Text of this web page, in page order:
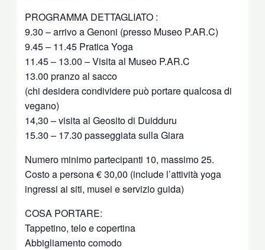
PROGRAMMA DETTAGLIATO :
9.30 – arrivo a Genoni (presso Museo P.AR.C)
9.45 – 11.45 Pratica Yoga
11.45 – 13.00 – Visita al Museo P.AR.C
13.00 pranzo al sacco
(chi desidera condividere può portare qualcosa di
vegano)
14,30 – visita al Geosito di Duidduru
15.30 – 17.30 passeggiata sulla Giara
Numero minimo partecipanti 10, massimo 25.
Costo a persona € 30,00 (include l’attività yoga
ingressi ai siti, musei e servizio guida)
COSA PORTARE:
Tappetino, telo e copertina
Abbigliamento comodo